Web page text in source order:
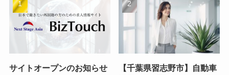
サイトオープンのお知らせ
【千葉県習志野市】自動車